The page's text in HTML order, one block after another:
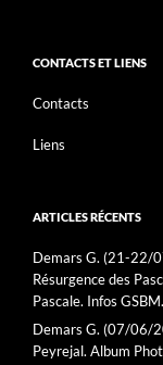
CONTACTS ET LIENS
Contacts
Liens
ARTICLES RÉCENTS
Demars G. (21-22/
Résurgence des
Pascale. Infos GSBM.
Demars G. (07/06/
Peyrejal. Album